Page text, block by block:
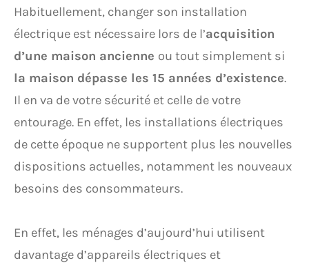
Habituellement, changer son installation
électrique est nécessaire lors de l’acquisition
d’une maison ancienne ou tout simplement si
la maison dépasse les 15 années d’existence.
Il en va de votre sécurité et celle de votre
entourage. En effet, les installations électriques
de cette époque ne supportent plus les nouvelles
dispositions actuelles, notamment les nouveaux
besoins des consommateurs.
En effet, les ménages d’aujourd’hui utilisent
davantage d’appareils électriques et